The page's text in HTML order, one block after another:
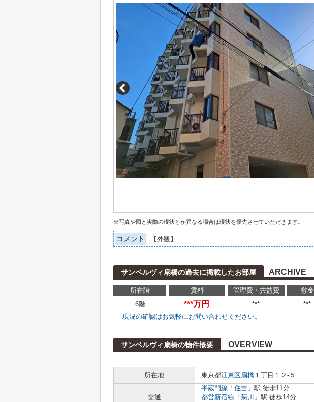
※写真や図と実際の現状とが異なる場合は現状を優先させていただきます。
コメント 【外観】
サンベルヴィ扇橋の過去に掲載したお部屋 ARCHIVE
所在階 賃料 管理費・共益費 敷金
6階
***万円 *** ***
現況の確認はお気軽にお問い合わせください。
サンベルヴィ扇橋の物件概要 OVERVIEW
所在地
東京都江東区扇橋 １丁目１２-５
交通
半蔵門線 「 住吉 」駅 徒歩11分
都営新宿線 「 菊川 」駅 徒歩14分